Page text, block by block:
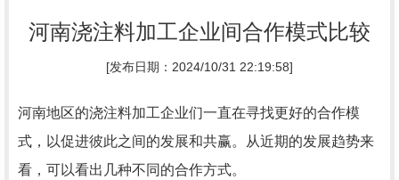
河南浇注料加工企业间合作模式比较
[发布日期：2024/10/31 22:19:58]
河南地区的浇注料加工企业们一直在寻找更好的合作模
式，以促进彼此之间的发展和共赢。从近期的发展趋势来
看，可以看出几种不同的合作方式。